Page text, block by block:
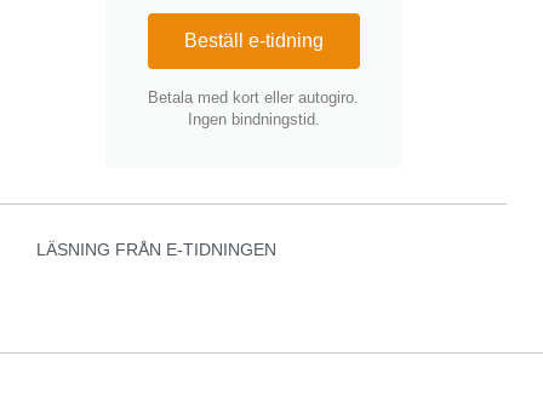
Beställ e-tidning
Betala med kort eller autogiro.
Ingen bindningstid.
LÄSNING FRÅN E-TIDNINGEN